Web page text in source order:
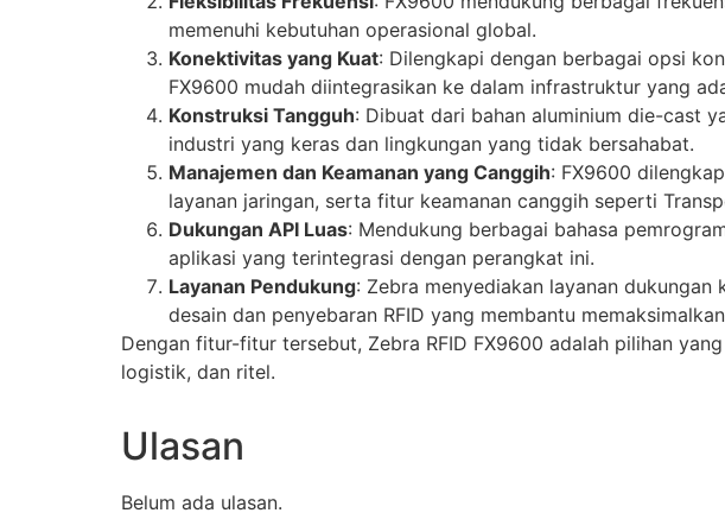
memenuhi kebutuhan operasional global.
Konektivitas yang Kuat: Dilengkapi dengan berbagai opsi
FX9600 mudah diintegrasikan ke dalam infrastruktur yang
Konstruksi Tangguh: Dibuat dari bahan aluminium die-cast
industri yang keras dan lingkungan yang tidak bersahabat.
Manajemen dan Keamanan yang Canggih: FX9600
layanan jaringan, serta fitur keamanan canggih seperti
Dukungan API Luas: Mendukung berbagai bahasa
aplikasi yang terintegrasi dengan perangkat ini.
Layanan Pendukung: Zebra menyediakan layanan
desain dan penyebaran RFID yang membantu
Dengan fitur-fitur tersebut, Zebra RFID FX9600 adalah pilihan
logistik, dan ritel.
Ulasan
Belum ada ulasan.